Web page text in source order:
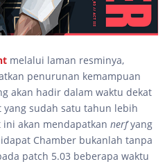
melalui laman resminya,
penurunan kemampuan
akan hadir dalam waktu dekat
sudah satu tahun lebih
akan mendapatkan nerfyang
Chamber bukanlah tanpa
patch 5.03 beberapa waktu